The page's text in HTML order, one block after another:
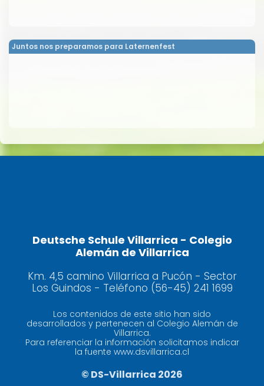
Juntos nos preparamos para Laternenfest
Deutsche Schule Villarrica - Colegio
Alemán de Villarrica
Km. 4,5 camino Villarrica a Pucón - Sector
Los Guindos - Teléfono (56-45) 241 1699
Los contenidos de este sitio han sido
desarrollados y pertenecen al Colegio Alemán de
Villarrica.
Para referenciar la información solicitamos indicar
la fuente www.dsvillarrica.cl
© DS-Villarrica 2026